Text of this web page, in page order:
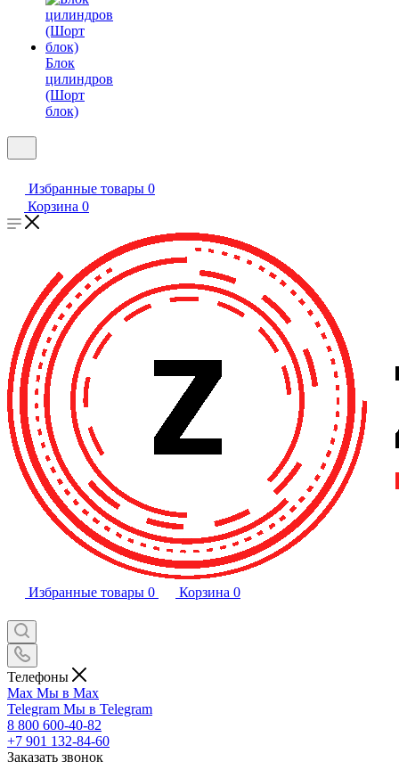
Блок
цилиндров
(Шорт
блок)
Избранные товары 0
Корзина 0
Избранные товары 0 Корзина 0
Телефоны
Max Мы в Max
Telegram Мы в Telegram
8 800 600-40-82
+7 901 132-84-60
Заказать звонок